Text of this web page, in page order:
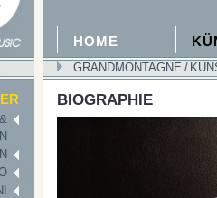
HOME
GRANDMONTAGNE /
BIOGRAPHIE